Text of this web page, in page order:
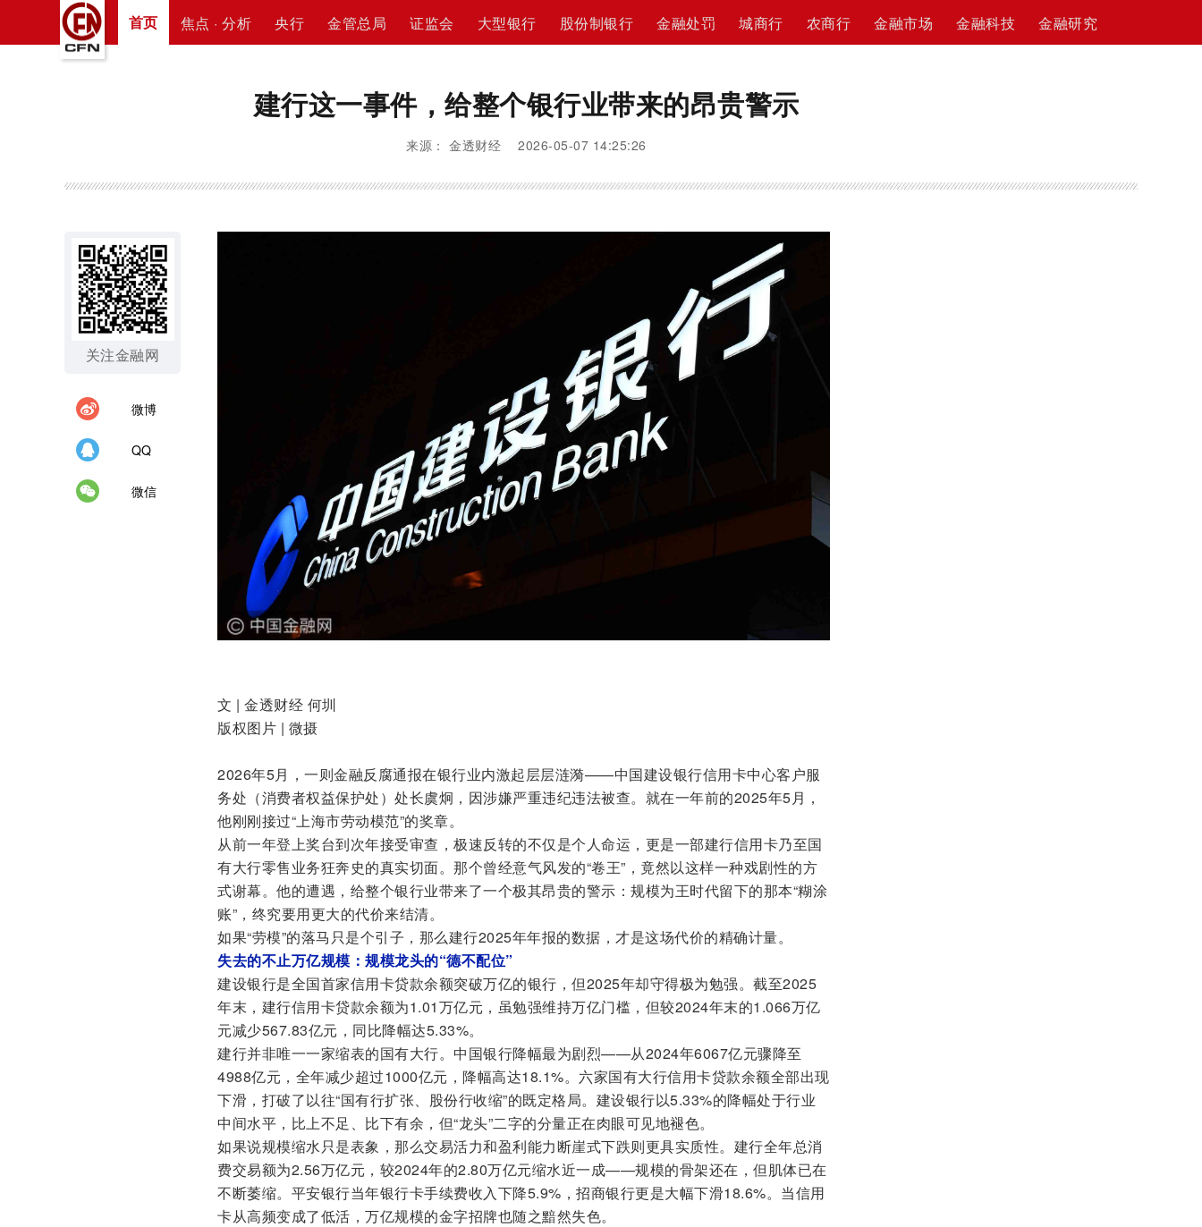
首页 焦点 · 分析 央行 金管总局 证监会 大型银行 股份制银行 金融处罚 城商行 农商行 金融市场 金融科技 金融研究
建行这一事件，给整个银行业带来的昂贵警示
来源： 金透财经 2026-05-07 14:25:26
关注金融网
微博
QQ
微信
文 | 金透财经 何圳
版权图片 | 微摄
2026年5月，一则金融反腐通报在银行业内激起层层涟漪——中国建设银行信用卡中心客户服
务处（消费者权益保护处）处长虞炯，因涉嫌严重违纪违法被查。就在一年前的2025年5月，
他刚刚接过“上海市劳动模范”的奖章。
从前一年登上奖台到次年接受审查，极速反转的不仅是个人命运，更是一部建行信用卡乃至国
有大行零售业务狂奔史的真实切面。那个曾经意气风发的“卷王”，竟然以这样一种戏剧性的方
式谢幕。他的遭遇，给整个银行业带来了一个极其昂贵的警示：规模为王时代留下的那本“糊涂
账”，终究要用更大的代价来结清。
如果“劳模”的落马只是个引子，那么建行2025年年报的数据，才是这场代价的精确计量。
失去的不止万亿规模：规模龙头的“德不配位”
建设银行是全国首家信用卡贷款余额突破万亿的银行，但2025年却守得极为勉强。截至2025
年末，建行信用卡贷款余额为1.01万亿元，虽勉强维持万亿门槛，但较2024年末的1.066万亿
元减少567.83亿元，同比降幅达5.33%。
建行并非唯一一家缩表的国有大行。中国银行降幅最为剧烈——从2024年6067亿元骤降至
4988亿元，全年减少超过1000亿元，降幅高达18.1%。六家国有大行信用卡贷款余额全部出现
下滑，打破了以往“国有行扩张、股份行收缩”的既定格局。建设银行以5.33%的降幅处于行业
中间水平，比上不足、比下有余，但“龙头”二字的分量正在肉眼可见地褪色。
如果说规模缩水只是表象，那么交易活力和盈利能力断崖式下跌则更具实质性。建行全年总消
费交易额为2.56万亿元，较2024年的2.80万亿元缩水近一成——规模的骨架还在，但肌体已在
不断萎缩。平安银行当年银行卡手续费收入下降5.9%，招商银行更是大幅下滑18.6%。当信用
卡从高频变成了低活，万亿规模的金字招牌也随之黯然失色。